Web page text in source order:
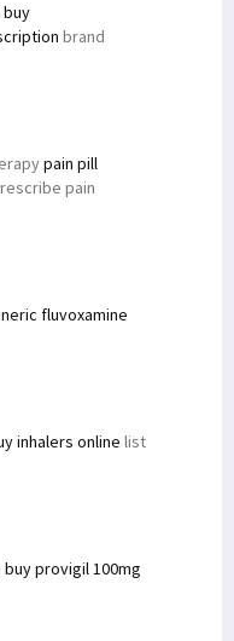
buy
brand
pain pill
pain
fluvoxamine
inhalers online list
buy provigil 100mg